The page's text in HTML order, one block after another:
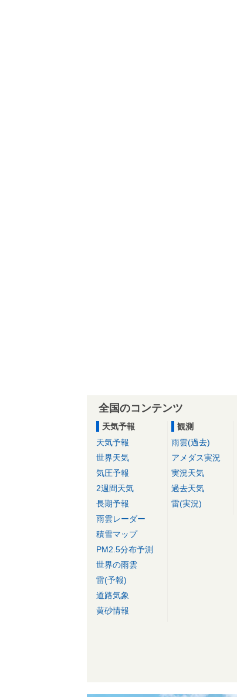
全国のコンテンツ
天気予報
天気予報
世界天気
気圧予報
2週間天気
長期予報
雨雲レーダー
積雪マップ
PM2.5分布予測
世界の雨雲
雷(予報)
道路気象
黄砂情報
観測
雨雲(過去)
アメダス実況
実況天気
過去天気
雷(実況)